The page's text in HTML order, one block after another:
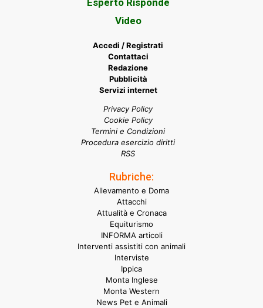
Esperto Risponde
Video
Accedi / Registrati
Contattaci
Redazione
Pubblicità
Servizi internet
Privacy Policy
Cookie Policy
Termini e Condizioni
Procedura esercizio diritti
RSS
Rubriche:
Allevamento e Doma
Attacchi
Attualità e Cronaca
Equiturismo
INFORMA articoli
Interventi assistiti con animali
Interviste
Ippica
Monta Inglese
Monta Western
News Pet e Animali